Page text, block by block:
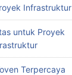
Infrastruktur
untuk Proyek
Terpercaya